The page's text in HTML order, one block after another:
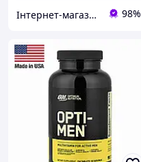
Інтернет-магазин спортивного харчування у Вінниці «Kings Nutrition» 98%